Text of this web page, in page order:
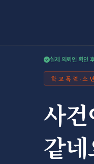
실제 의뢰인 확인
학교폭력·소년
사
같